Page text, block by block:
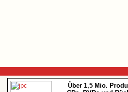
Über 1,5 Mio.